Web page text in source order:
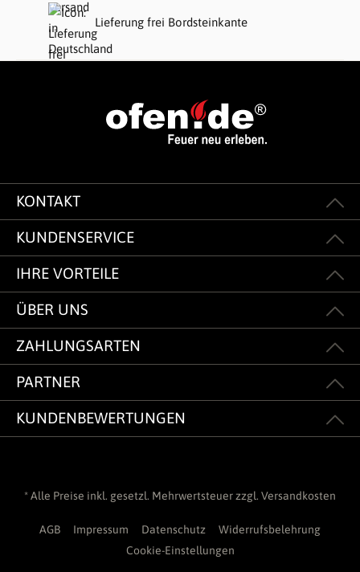
Lieferung frei Bordsteinkante
KONTAKT
KUNDENSERVICE
IHRE VORTEILE
ÜBER UNS
ZAHLUNGSARTEN
PARTNER
KUNDENBEWERTUNGEN
* Alle Preise inkl. gesetzl. Mehrwertsteuer zzgl. Versandkosten
AGB Impressum Datenschutz
Widerrufsbelehrung
Cookie-Einstellungen